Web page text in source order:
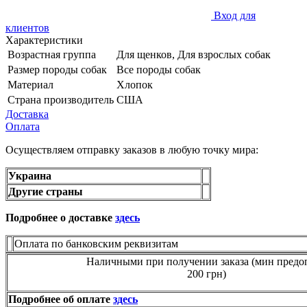
Вход для
клиентов
Характеристики
Возрастная группа
Для щенков, Для взрослых собак
Размер породы собак
Все породы собак
Материал
Хлопок
Страна производитель США
Доставка
Оплата
Осуществляем отправку заказов в любую точку мира:
Украина
Другие страны
Подробнее о доставке здесь
Оплата по банковским реквизитам
Наличными при получении заказа (мин
200 грн)
Подробнее об оплате здесь